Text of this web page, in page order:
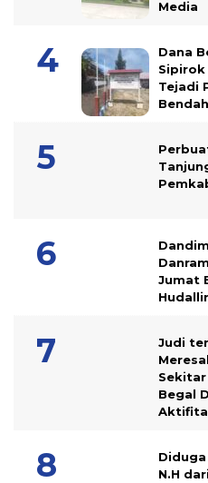
Media
Dana
Sipirok
Tejadi
Jumat
Judi
Begal
N.H